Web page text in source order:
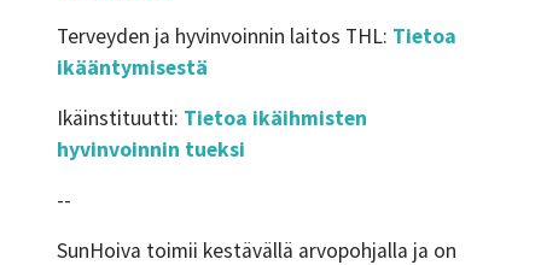
Terveyden ja hyvinvoinnin laitos THL: Tietoa
ikääntymisestä
Ikäinstituutti: Tietoa ikäihmisten
hyvinvoinnin tueksi
--
SunHoiva toimii kestävällä arvopohjalla ja on